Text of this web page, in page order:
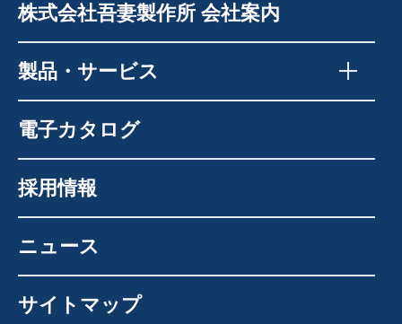
株式会社吾妻製作所 会社案内
製品・サービス
電子カタログ
採用情報
ニュース
サイトマップ